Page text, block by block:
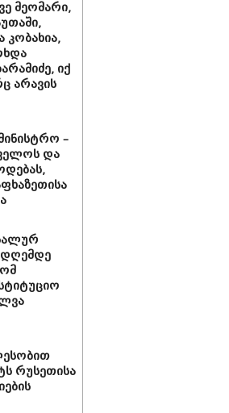
მეომარი,
კობახია,
იქ
არავის
–
და
დღემდე
რუსეთისა